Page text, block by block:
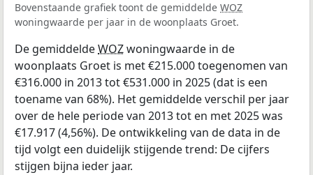
Bovenstaande grafiek toont de gemiddelde WOZ
woningwaarde per jaar in de woonplaats Groet.
De gemiddeldeWOZwoningwaarde in de
woonplaats Groet is met €215.000 toegenomen van
€316.000 in 2013 tot €531.000 in 2025 (dat is een
toename van 68%). Het gemiddelde verschil per jaar
over de hele periode van 2013 tot en met 2025 was
€17.917 (4,56%). De ontwikkeling van de data in de
tijd volgt een duidelijk stijgende trend: De cijfers
stijgen bijna ieder jaar.